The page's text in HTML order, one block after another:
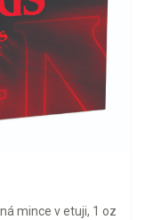
mince v etuji, 1 oz